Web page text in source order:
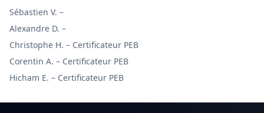
Sébastien V. –
Alexandre D. –
Christophe H. – Certificateur PEB
Corentin A. – Certificateur PEB
Hicham E. – Certificateur PEB